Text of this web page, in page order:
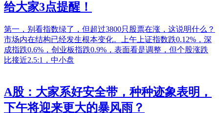
给大家3点提醒！
第一，别看指数绿了，但超过3800只股票在涨，这说明什么？
市场内在结构已经发生根本变化。上午上证指数跌0.12%，深
成指跌0.6%，创业板指跌0.9%，表面看是调整，但个股涨跌
比接近2.5:1，中小盘
A股：大家系好安全带，种种迹象表明，
下午将迎来更大的暴风雨？